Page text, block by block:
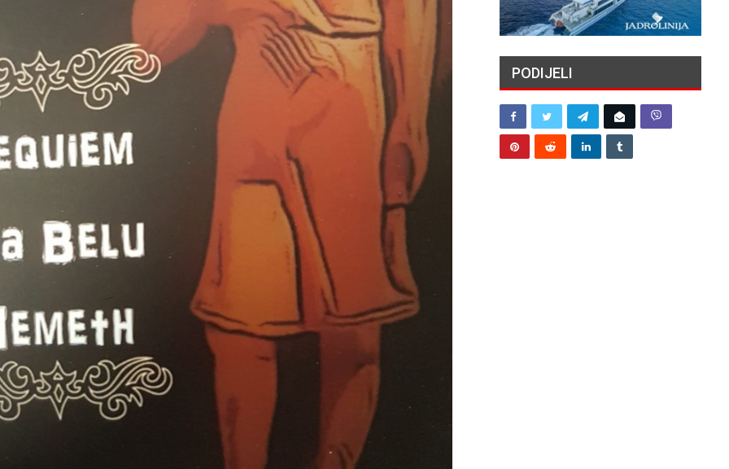
I
TKO JE KANDIDAT ZA
PREDSJEDNIKA HOO?
29/07/2026
05/08/2026
SIGURNOSTI PILOTA
04/08/2026
HRVATI U VOJVODINI
OSUĐENI NA
PODIJELI